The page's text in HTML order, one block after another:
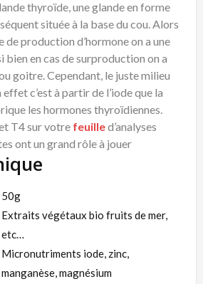
thyroïde, une glande en forme
située à la base du cou. Alors
de production d’hormone on a une
bien en cas de surproduction on a
goitre. Cependant, le juste milieu
effet c’est à partir de l’iode que la
les hormones thyroïdiennes.
T4 sur votre feuilled’analyses
ont un grand rôle à jouer
50g
Extraits végétaux bio fruits de mer,
etc…
Micronutriments iode, zinc,
manganèse, magnésium